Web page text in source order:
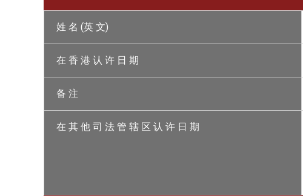
姓 名 (英 文)
在 香 港 认 许 日 期
备 注
在 其 他 司 法 管 辖 区 认 许 日 期